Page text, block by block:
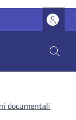
documentali